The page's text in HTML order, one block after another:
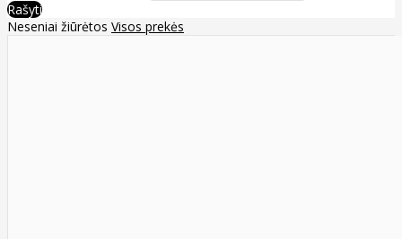
Rašyti
Neseniai žiūrėtos Visos prekės